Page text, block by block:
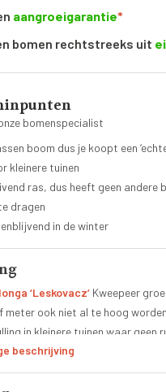
aangroeigarantie*
bomen rechtstreeks uit
bomenspecialist
boom dus je koopt een
kleinere tuinen
ras, dus heeft geen andere
dragen
in de winter
‘Leskovacz’ Kweepeer
ook niet al te hoog
in kleinere tuinen waar geen
Het bladerdak is dicht met een
zijn ovaal van vorm en
beschrijving